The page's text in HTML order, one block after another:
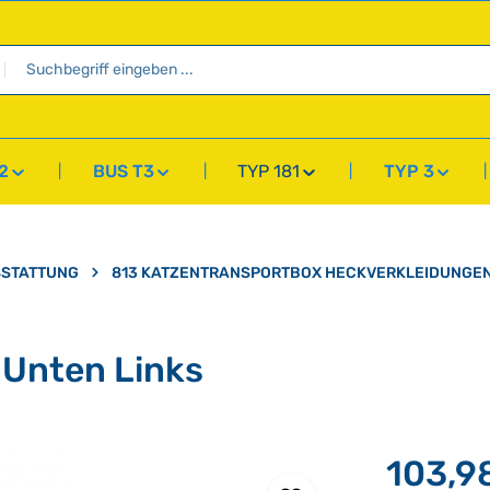
BUS T3 TYP 181 TYP 3
813 KATZENTRANSPORTBOX
Links